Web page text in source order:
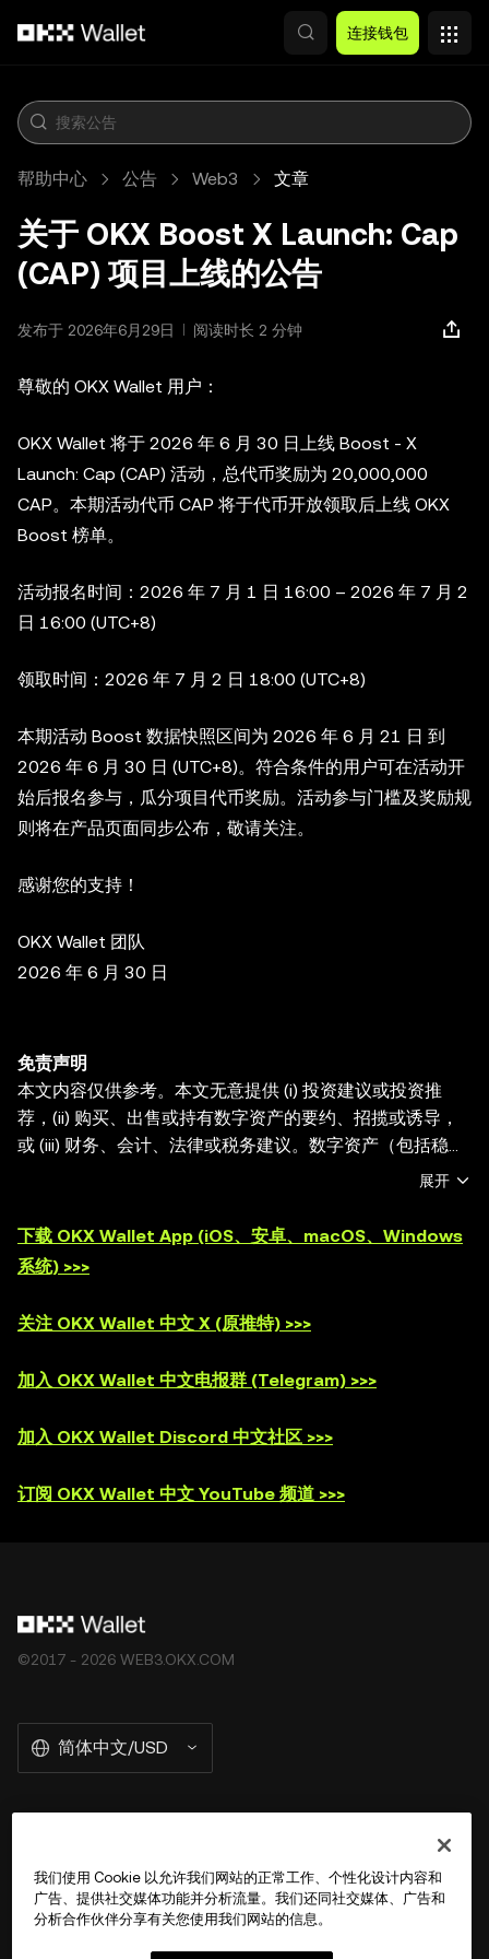
连接钱包
帮助中心 公告 Web3 文章
关于 OKX Boost X Launch: Cap
(CAP) 项目上线的公告
发布于 2026年6月29日 阅读时长 2 分钟
尊敬的 OKX Wallet 用户：
OKX Wallet 将于 2026 年 6 月 30 日上线 Boost - X
Launch: Cap (CAP) 活动，总代币奖励为 20,000,000
CAP。本期活动代币 CAP 将于代币开放领取后上线 OKX
Boost 榜单。
活动报名时间：2026 年 7 月 1 日 16:00 – 2026 年 7 月 2
日 16:00 (UTC+8)
领取时间：2026 年 7 月 2 日 18:00 (UTC+8)
本期活动 Boost 数据快照区间为 2026 年 6 月 21 日 到
2026 年 6 月 30 日 (UTC+8)。符合条件的用户可在活动开
始后报名参与，瓜分项目代币奖励。活动参与门槛及奖励规
则将在产品页面同步公布，敬请关注。
感谢您的支持！
OKX Wallet 团队
2026 年 6 月 30 日
免责声明
本文内容仅供参考。本文无意提供 (i) 投资建议或投资推
荐，(ii) 购买、出售或持有数字资产的要约、招揽或诱导，
或 (iii) 财务、会计、法律或税务建议。数字资产（包括稳定
币和 NFT）受市场波动影响， 涉及高风险，并且可能会贬
询您的法律/税务/投资专业人士。OKX Web3 钱包仅为一种
自托管钱包软件服务，让您可以发现并与第三方平台交互，
OKX Web3 钱包无法控制此类第三方平台的服务，也不对
其承担任何责任。并非所有产品均在所有地区提供。OKX
Web3 钱包及其相关服务不是由 OKX 交易所提供的，并受
展开
下载 OKX Wallet App (iOS、安卓、macOS、Windows
系统) >>>
关注 OKX Wallet 中文 X (原推特) >>>
加入 OKX Wallet 中文电报群 (Telegram) >>>
加入 OKX Wallet Discord 中文社区 >>>
订阅 OKX Wallet 中文 YouTube 频道 >>>
©2017 - 2026 WEB3.OKX.COM
简体中文/USD
产品
我们使用 Cookie 以允许我们网站的正常工作、个性化设计内容和
广告、提供社交媒体功能并分析流量。我们还同社交媒体、广告和
分析合作伙伴分享有关您使用我们网站的信息。